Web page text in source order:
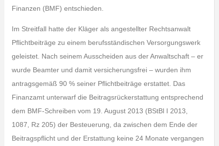
Finanzen (BMF) entschieden.
Im Streitfall hatte der Kläger als angestellter Rechtsanwalt
Pflichtbeiträge zu einem berufsständischen Versorgungswerk
geleistet. Nach seinem Ausscheiden aus der Anwaltschaft – er
wurde Beamter und damit versicherungsfrei – wurden ihm
antragsgemäß 90 % seiner Pflichtbeiträge erstattet. Das
Finanzamt unterwarf die Beitragsrückerstattung entsprechend
dem BMF-Schreiben vom 19. August 2013 (BStBl I 2013,
1087, Rz 205) der Besteuerung, da zwischen dem Ende der
Beitragspflicht und der Erstattung keine 24 Monate vergangen